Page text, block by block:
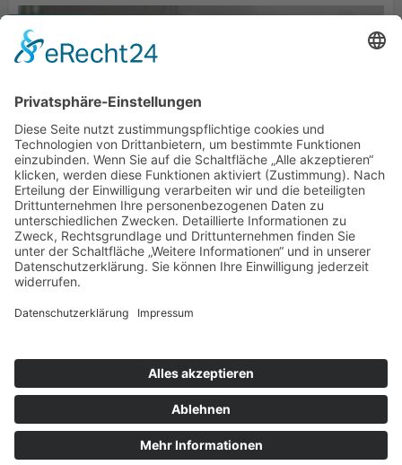
AUFBAUTEN
GRÜNHAGE AUTOMOTIVE
BEI WIND UND WETTER GESCHÜTZT
ZUM PRODUKT
SCHLAFKABINEN
GRÜNHAGE AUTOMOTIVE
HIER KANN MAN SICH ERHOLEN
ZUM PRODUKT
© 2026 Topsleeper
Kontakt
Impressum
Datenschutz